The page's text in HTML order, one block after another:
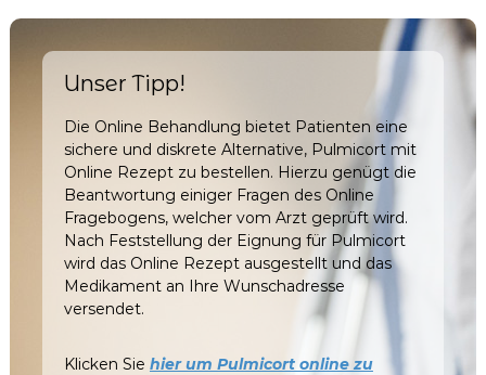
Unser Tipp!
Die Online Behandlung bietet Patienten eine
sichere und diskrete Alternative, Pulmicortmit
Online Rezept zu bestellen. Hierzu genügt die
Beantwortung einiger Fragen des Online
Fragebogens, welcher vom Arzt geprüft wird.
Nach Feststellung der Eignung für Pulmicort
wird das Online Rezept ausgestellt und das
Medikament an Ihre Wunschadresse
versendet.
Klicken Sie hier um Pulmicort online zu